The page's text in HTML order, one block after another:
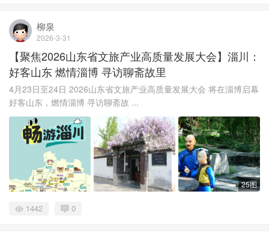
柳泉
2026-3-31
【聚焦2026山东省文旅产业高质量发展大会】淄川：
好客山东 燃情淄博 寻访聊斋故里
4月23日至24日 2026山东省文旅产业高质量发展大会 将在淄博启幕
好客山东，燃情淄博 寻访聊斋故 ...
25图
1442 0